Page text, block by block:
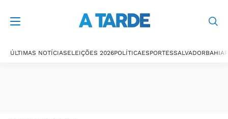
ÚLTIMAS NOTÍCIASELEIÇÕES 2026POLÍTICAESPORTESSALVADORBAHIA